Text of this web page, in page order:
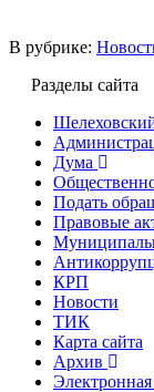
В рубрике:
Разделы сайта
Дума
Подать
Правовые
КРП
Новости
ТИК
Карта сайта
Архив
Электронная